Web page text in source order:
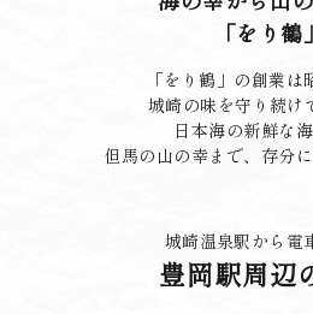
「をり鶴」
「をり鶴」の創業は
城崎の味を守り続け
日本海の新鮮な
但馬の山の幸まで、存分に
城崎温泉駅から電
豊岡駅周辺